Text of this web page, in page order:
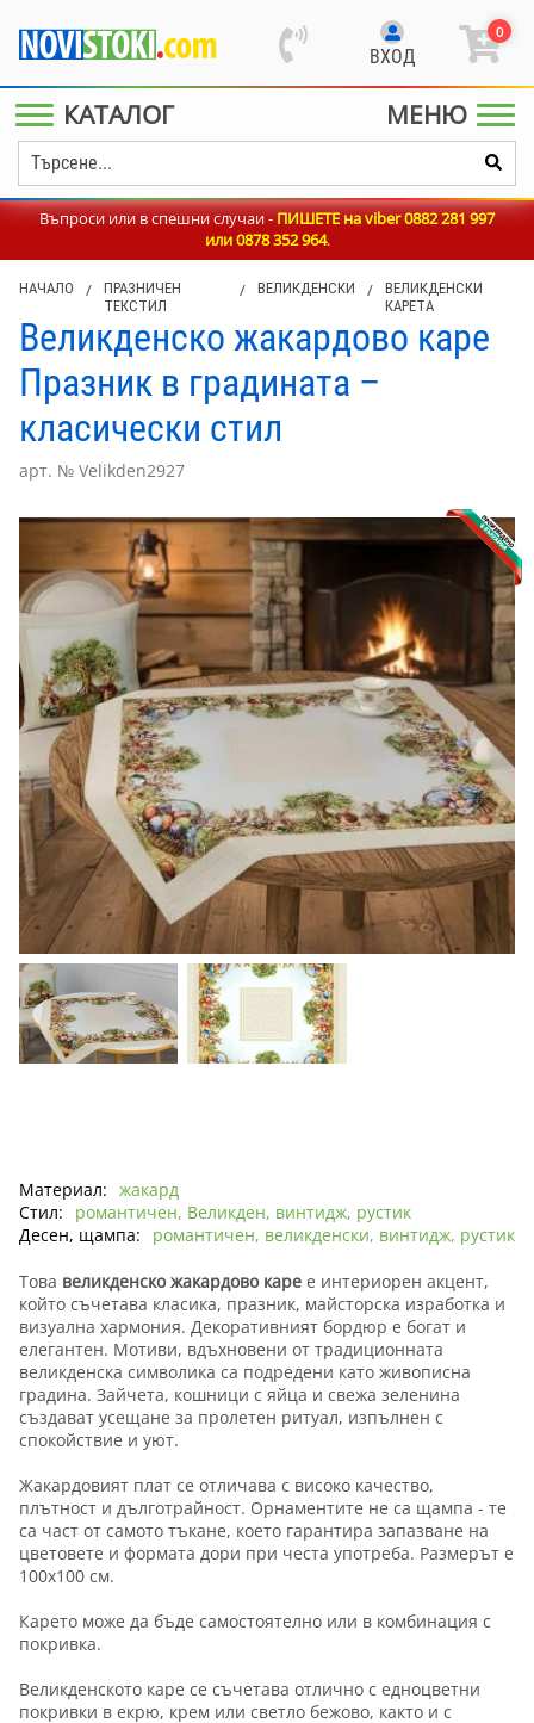
ВХОД
0
КАТАЛОГ МЕНЮ
Въпроси или в спешни случаи -ПИШЕТЕ на viber 0882 281 997
или0878 352 964.
НАЧАЛО /
ПРАЗНИЧЕН
ТЕКСТИЛ
/ ВЕЛИКДЕНСКИ /
ВЕЛИКДЕНСКИ
КАРЕТА
Великденско жакардово каре
Празник в градината –
класически стил
арт. № Velikden2927
Материал: жакард
Стил:
романтичен, Великден, винтидж, рустик
Десен, щампа:
романтичен, великденски, винтидж, рустик
Това великденско жакардово каре е интериорен акцент,
който съчетава класика, празник, майсторска изработка и
визуална хармония. Декоративният бордюр е богат и
елегантен. Мотиви, вдъхновени от традиционната
великденска символика са подредени като живописна
градина. Зайчета, кошници с яйца и свежа зеленина
създават усещане за пролетен ритуал, изпълнен с
спокойствие и уют.
Жакардовият плат се отличава с високо качество,
плътност и дълготрайност. Орнаментите не са щампа - те
са част от самото тъкане, което гарантира запазване на
цветовете и формата дори при честа употреба. Размерът е
100х100 см.
Карето може да бъде самостоятелно или в комбинация с
покривка.
Великденското каре се съчетава отлично с едноцветни
покривки в екрю, крем или светло бежово, както и с